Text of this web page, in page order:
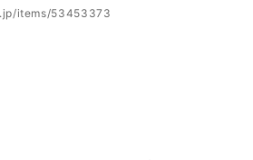
items/53453373